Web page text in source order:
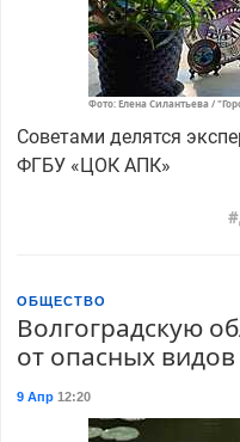
Фото: Елена Силантьева /
Советами делятся
ФГБУ «ЦОК АПК»
ОБЩЕСТВО
Волгоградскую
от опасных
9 Апр12:20